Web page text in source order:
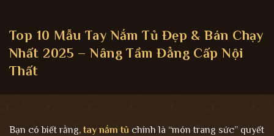
Top 10 Mẫu Tay Nắm Tủ Đẹp & Bán Chạy
Nhất 2025 – Nâng Tầm Đẳng Cấp Nội
Thất
Bạn có biết rằng, tay nắm tủ chính là “món trang sức” quyết